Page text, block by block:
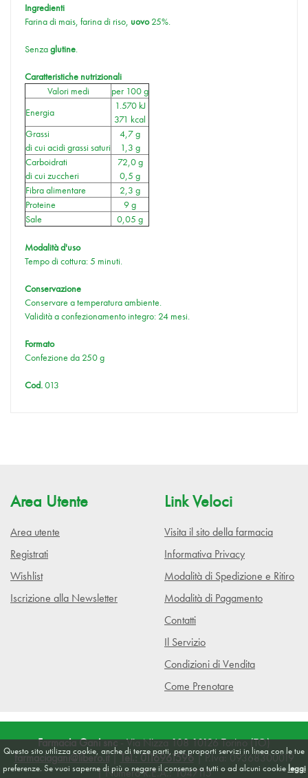
Questo sito utilizza cookie, anche di terze parti, per proporti servizi in linea con le tue
preferenze. Se vuoi saperne di più o negare il consenso a tutti o ad alcuni cookie leggi
Ingredienti
Farina di mais, farina di riso, uovo25%.
Senzaglutine.
Caratteristiche nutrizionali
Valori medi
per 100 g
Energia
1.570 kJ
371 kcal
Grassi
di cui acidi grassi saturi
4,7 g
1,3 g
Carboidrati
di cui zuccheri
72,0 g
0,5 g
Fibra alimentare
2,3 g
Proteine
9 g
Sale
0,05 g
Modalità d'uso
Tempo di cottura: 5 minuti.
Conservazione
Conservare a temperatura ambiente.
Validità a confezionamento integro: 24 mesi.
Formato
Confezione da 250 g
Cod.013
Area Utente
Area utente
Registrati
Wishlist
Iscrizione alla Newsletter
Link Veloci
Visita il sito della farmacia
Informativa Privacy
Modalità di Spedizione e Ritiro
Modalità di Pagamento
Contatti
Il Servizio
Condizioni di Vendita
Come Prenotare
Farmacia Gani snc- Via Nizza 108 10126 Torino (TO)
farmaciagani@libero.it|Tel.: 0116961596| P.Iva: 09368300019
| Numero R.E.A.: 1047115